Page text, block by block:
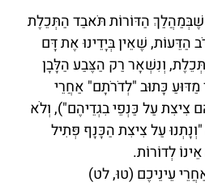
הַדּוֹרוֹת תֹּאבַד הַתְּכֵלֶת
הַדֵּעוֹת, שֶׁאֵין בְּיָדֵינוּ אֶת דָּם
וְנִשְׁאָר רַק הַצֶּבַע הַלָּבָן
מַדּוּעַ כָּתוּב "לְדֹרֹתָם" אַחֲרֵי
צִיצִת עַל כַּנְפֵי בִגְדֵיהֶם"), וְלֹא
עַל צִיצִת הַכָּנָף פְּתִיל
לְדוֹרוֹת.
עֵינֵיכֶם (טוּ, לט)